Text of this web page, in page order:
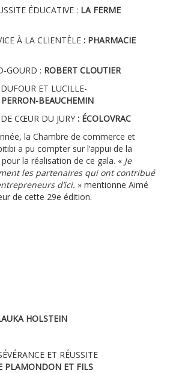
ÉDUCATIVE : LA FERME
À LA CLIENTÈLE : PHARMACIE
GOURD : ROBERT CLOUTIER
ET LUCILLE-
BEAUCHEMIN
CŒUR DU JURY : ÉCOLOVRAC
la Chambre de commerce et
a pu compter sur l’appui de la
la réalisation de ce gala. « Je
les partenaires qui ont contribué
d’ici. » mentionne Aimé
de cette 29e édition.
HOLSTEIN
ET RÉUSSITE
PLAMONDON ET FILS